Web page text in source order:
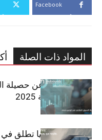
Facebook
المواد ذات الصلة
مبوب تكشف عن حصيلة
في تونس لسنة 2025
سيتي كارز – كيا تطلق